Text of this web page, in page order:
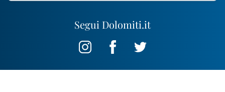
Segui Dolomiti.it